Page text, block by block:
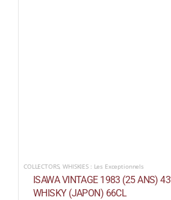
COLLECTORS,WHISKIES : Les Exceptionnels
ISAWA VINTAGE 1983 (25 ANS)
WHISKY (JAPON) 66CL